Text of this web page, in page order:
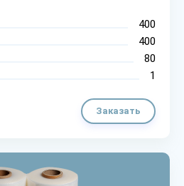
400
400
80
1
Заказать